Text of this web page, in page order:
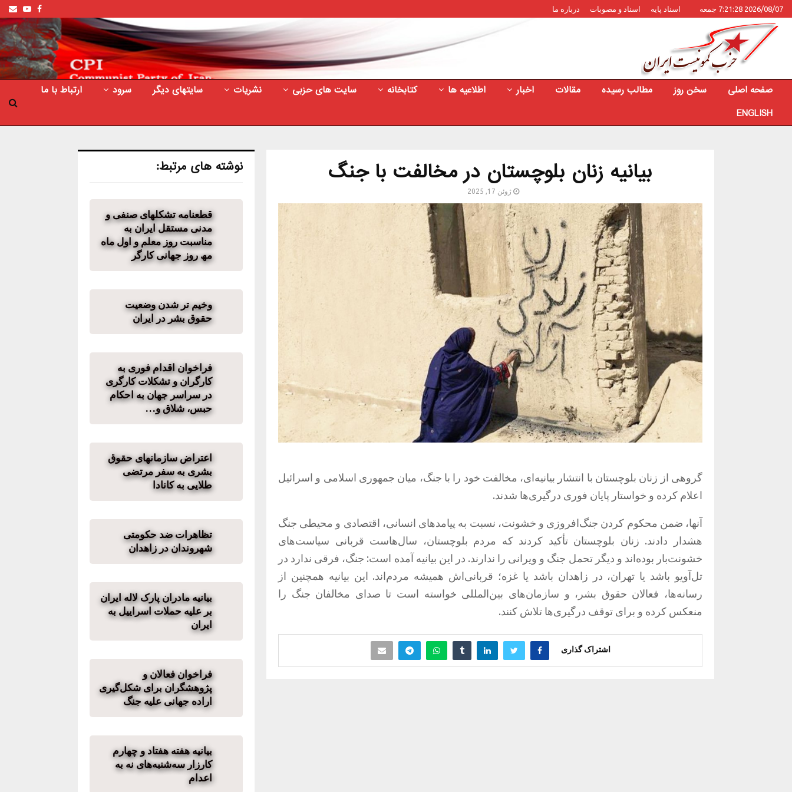
2026/08/07 7:21:28 جمعه اسناد پایه اسناد و مصوبات درباره ما Facebook
صفحه اصلی سخن روز مطالب رسیده مقالات اخبار اطلاعیه ها کتابخانه سایت های حزبی نشریات سایتهای دیگر سرود
ارتباط با ما
ENGLISH
بیانیه زنان بلوچستان در مخالفت با جنگ
ژوئن 17, 2025
گروهی از زنان بلوچستان با انتشار بیانیه‌ای، مخالفت خود را با جنگ، میان جمهوری اسلامی و اسرائیل
اعلام کرده و خواستار پایان فوری درگیری‌ها شدند.
آنها، ضمن محکوم کردن جنگ‌افروزی و خشونت، نسبت به پیامدهای انسانی، اقتصادی و محیطی جنگ
هشدار دادند. زنان بلوچستان تأکید کردند که مردم بلوچستان، سال‌هاست قربانی سیاست‌های
خشونت‌بار بوده‌اند و دیگر تحمل جنگ و ویرانی را ندارند. در این بیانیه آمده است: جنگ، فرقی ندارد در
تل‌آویو باشد یا تهران، در زاهدان باشد یا غزه؛ قربانی‌اش همیشه مردم‌اند. این بیانیه همچنین از
رسانه‌ها، فعالان حقوق بشر، و سازمان‌های بین‌المللی خواسته است تا صدای مخالفان جنگ را
منعکس کرده و برای توقف درگیری‌ها تلاش کنند.
اشتراک گذاری
نوشته های مرتبط:
قطعنامه تشکلھای صنفی و
مدنی مستقل ایران به
مناسبت روز معلم و اول ماه
مھ روز جھانی کارگر
وخیم تر شدن وضعیت
حقوق‌ بشر در ایران
فراخوان اقدام فوری به
کارگران و تشکلات کارگری
در سراسر جهان به احکام
حبس، شلاق و…
اعتراض سازمانهای حقوق
بشری به سفر مرتضی
طلایی به کانادا
تظاهرات ضد حکومتی
شهروندان در زاهدان
بیانیه مادران پارک لاله ایران
بر علیه حملات اسراییل به
ایران
فراخوان فعالان و
پژوهشگران برای شکل‌گیری
اراده جهانی علیه جنگ
بیانیه هفته هفتاد و چهارم
کارزار سه‌شنبه‌های نه به
اعدام